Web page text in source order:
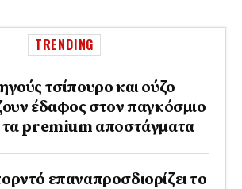
TRENDING
τσίπουρο και ούζο
έδαφος στoν παγκόσμιο
τα premium αποστάγματα
επαναπροσδιορίζει το